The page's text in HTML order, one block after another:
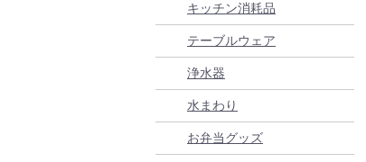
キッチン消耗品
テーブルウェア
浄水器
水まわり
お弁当グッズ